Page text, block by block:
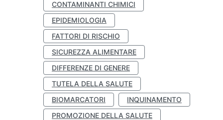
CONTAMINANTI CHIMICI
EPIDEMIOLOGIA
FATTORI DI RISCHIO
SICUREZZA ALIMENTARE
DIFFERENZE DI GENERE
TUTELA DELLA SALUTE
BIOMARCATORI
INQUINAMENTO
PROMOZIONE DELLA SALUTE